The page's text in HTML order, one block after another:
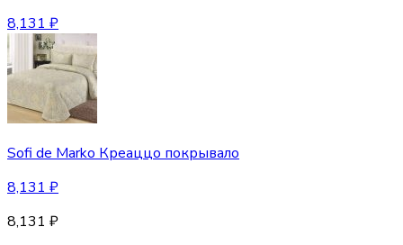
8,131 ₽
Sofi de Marko Креаццо покрывало
8,131 ₽
8,131 ₽